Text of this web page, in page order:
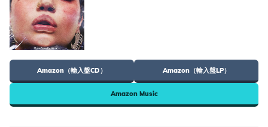
Amazon（輸入盤CD） Amazon（輸入盤LP）
Amazon Music